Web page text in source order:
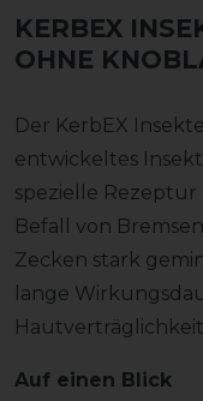
KERBEX
OHNE
Der KerbEX
entwickeltes
spezielle
Befall von
Zecken stark
lange
Auf einen Blick